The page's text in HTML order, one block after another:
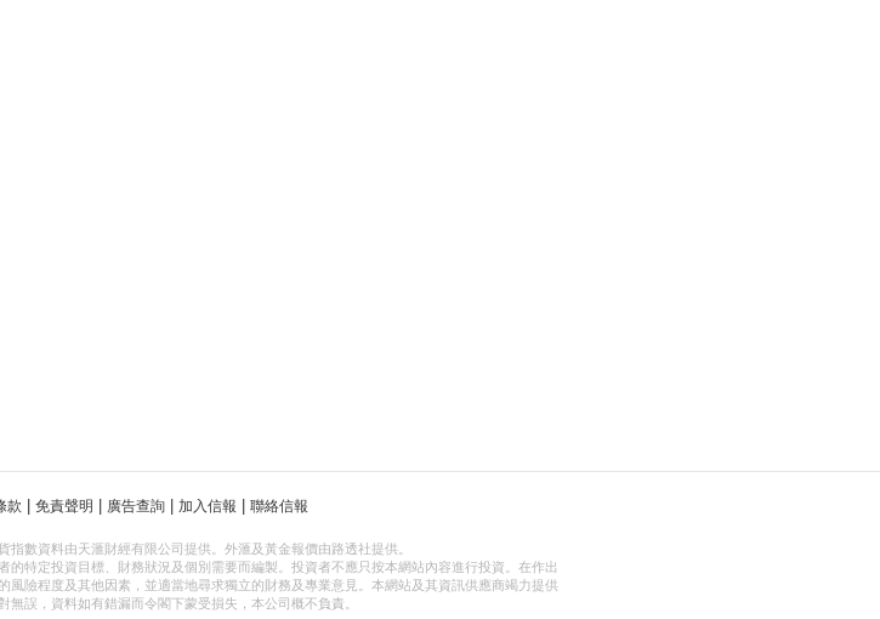
款 免責聲明 廣告查詢 加入信報 聯絡信報
指數資料由天滙財經有限公司提供。外滙及黃金報價由路透社提供。
特定投資目標、財務狀況及個別需要而編製。投資者不應只按本網站內容進行投資。在作出
險程度及其他因素，並適當地尋求獨立的財務及專業意見。本網站及其資訊供應商竭力提供
無誤，資料如有錯漏而令閣下蒙受損失，本公司概不負責。